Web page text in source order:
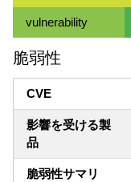
vulnerability
脆弱性
CVE
影響を受ける製
品
脆弱性サマリ